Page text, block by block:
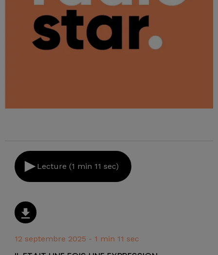
Lecture (1 min 11 sec)
12 septembre 2025 - 1 min 11 sec